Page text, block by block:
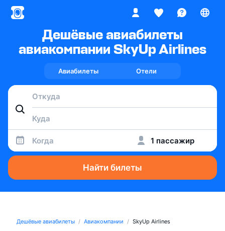
Дешёвые авиабилеты
авиакомпании SkyUp Airlines
Авиабилеты Отели
Когда 1 пассажир
Найти билеты
Дешёвые авиабилеты Авиакомпании SkyUp Airlines